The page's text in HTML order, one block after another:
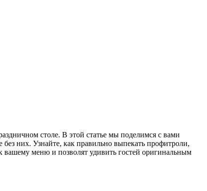
столе. В этой статье мы поделимся с вами
них. Узнайте, как правильно выпекать профитроли,
меню и позволят удивить гостей оригинальным